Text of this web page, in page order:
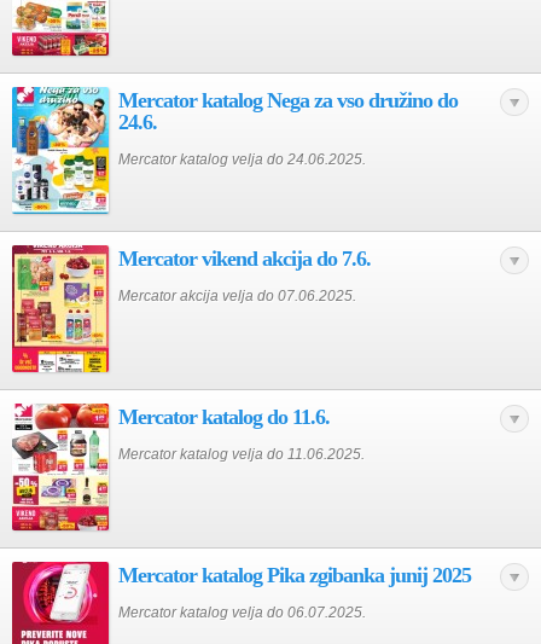
Mercator katalog Nega za vso družino do
24.6.
Mercator katalog velja do 24.06.2025.
Mercator vikend akcija do 7.6.
Mercator akcija velja do 07.06.2025.
Mercator katalog do 11.6.
Mercator katalog velja do 11.06.2025.
Mercator katalog Pika zgibanka junij 2025
Mercator katalog velja do 06.07.2025.